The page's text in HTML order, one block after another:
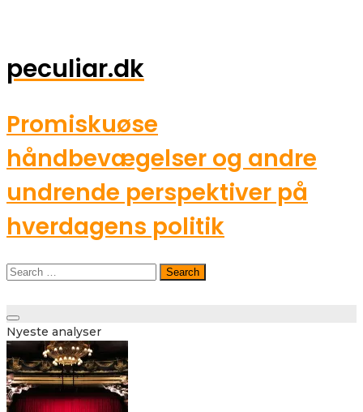
peculiar.dk
Promiskuøse
håndbevægelser og andre
undrende perspektiver på
hverdagens politik
Search
Toggle
navigation
Nyeste analyser